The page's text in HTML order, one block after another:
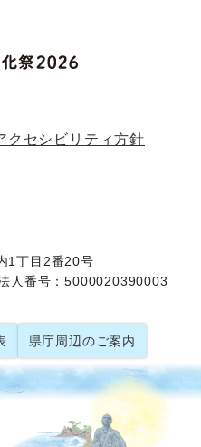
クセシビリティ方針
1丁目2番20号
人番号：5000020390003
県庁周辺のご案内